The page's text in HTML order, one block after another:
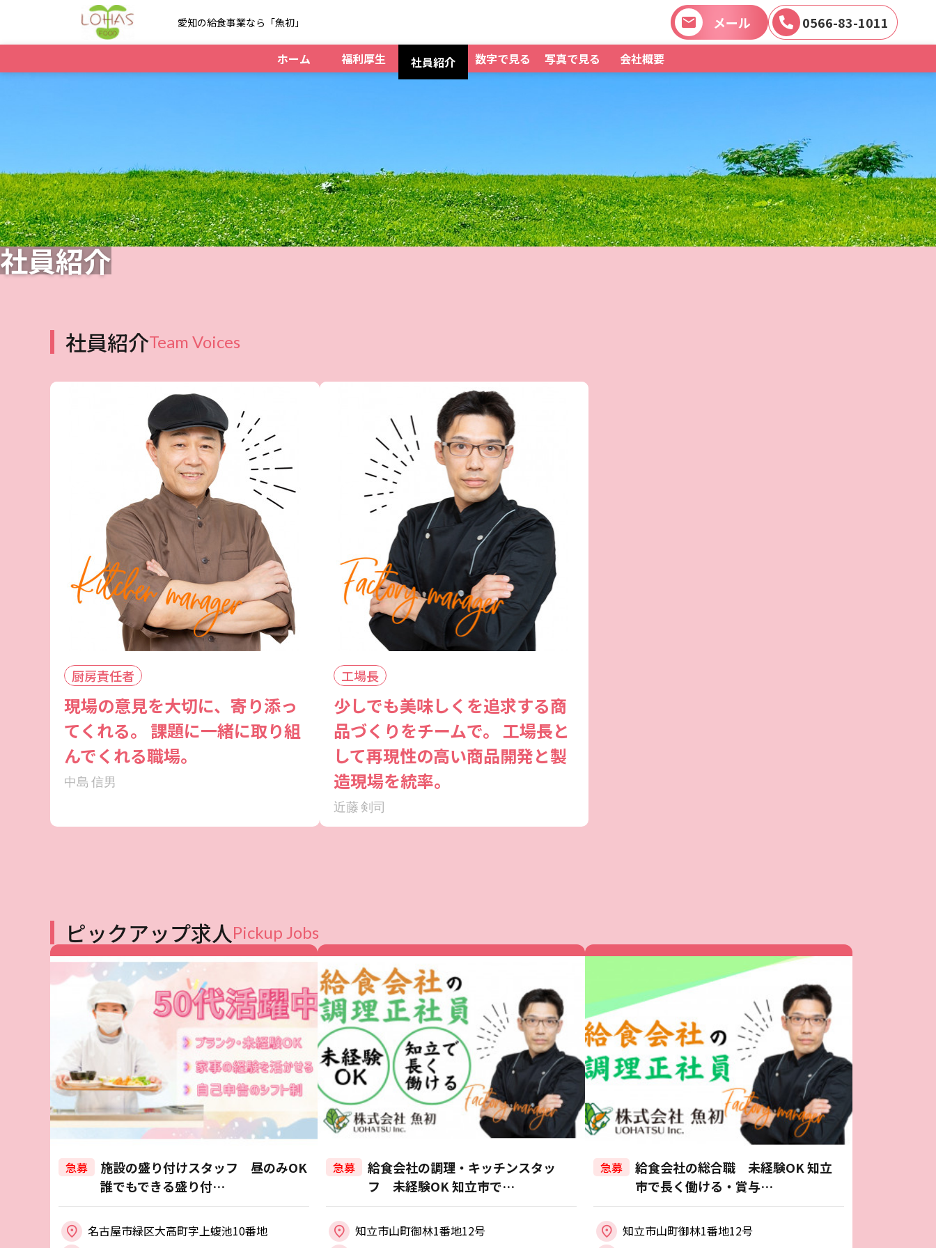
愛知の給食事業なら「魚初」 メール 0566-83-1011
ホーム 福利厚生 社員紹介 数字で見る 写真で見る 会社概要
社員紹介
社員紹介Team Voices
厨房責任者
現場の意見を大切に、寄り添っ
てくれる。 課題に一緒に取り組
んでくれる職場。
中島 信男
工場長
少しでも美味しくを追求する商
品づくりをチームで。 工場長と
して再現性の高い商品開発と製
造現場を統率。
近藤 剣司
ピックアップ求人Pickup Jobs
急募
施設の盛り付けスタッフ 昼のみOK
誰でもできる盛り付…
名古屋市緑区大高町字上蝮池10番地
急募
給食会社の調理・キッチンスタッ
フ 未経験OK 知立市で…
知立市山町御林1番地12号
急募
給食会社の総合職 未経験OK 知立
市で長く働ける・賞与…
知立市山町御林1番地12号